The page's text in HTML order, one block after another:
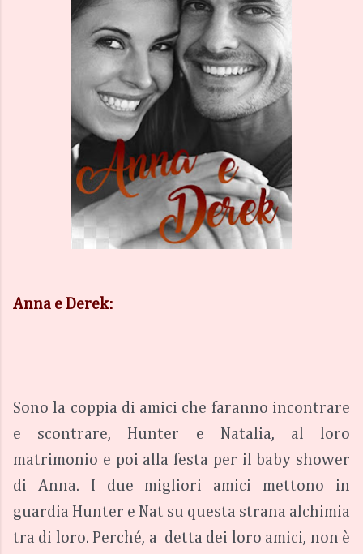
Anna e Derek:
Sono la coppia di amici che faranno incontrare
e scontrare, Hunter e Natalia, al loro
matrimonio e poi alla festa per il baby shower
di Anna. I due migliori amici mettono in
guardia Hunter e Nat su questa strana alchimia
tra di loro. Perché, a  detta dei loro amici, non è